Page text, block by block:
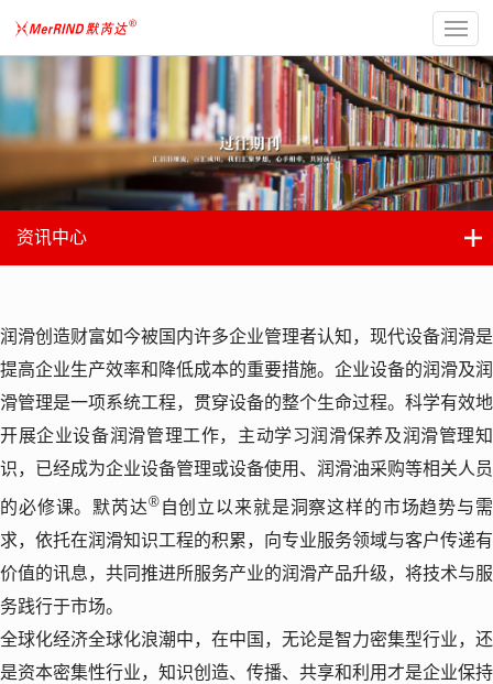
资讯中心
润滑创造财富如今被国内许多企业管理者认知，现代设备润滑是
提高企业生产效率和降低成本的重要措施。企业设备的润滑及润
滑管理是一项系统工程，贯穿设备的整个生命过程。科学有效地
开展企业设备润滑管理工作，主动学习润滑保养及润滑管理知
识，已经成为企业设备管理或设备使用、润滑油采购等相关人员
的必修课。默芮达®自创立以来就是洞察这样的市场趋势与需
求，依托在润滑知识工程的积累，向专业服务领域与客户传递有
价值的讯息，共同推进所服务产业的润滑产品升级，将技术与服
务践行于市场。
全球化经济全球化浪潮中，在中国，无论是智力密集型行业，还
是资本密集性行业，知识创造、传播、共享和利用才是企业保持